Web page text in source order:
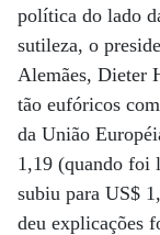
política do lado
sutileza, o
Alemães, Dieter
tão eufóricos
da União
1,19 (quando foi
subiu para US$
deu explicações